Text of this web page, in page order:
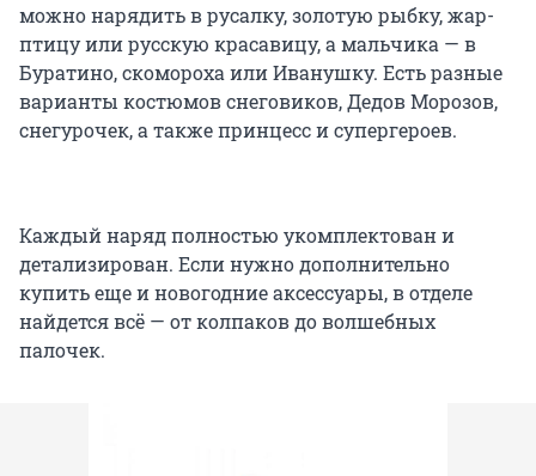
можно нарядить в русалку, золотую рыбку, жар-
птицу или русскую красавицу, а мальчика — в
Буратино, скомороха или Иванушку. Есть разные
варианты костюмов снеговиков, Дедов Морозов,
снегурочек, а также принцесс и супергероев.
Каждый наряд полностью укомплектован и
детализирован. Если нужно дополнительно
купить еще и новогодние аксессуары, в отделе
найдется всё — от колпаков до волшебных
палочек.